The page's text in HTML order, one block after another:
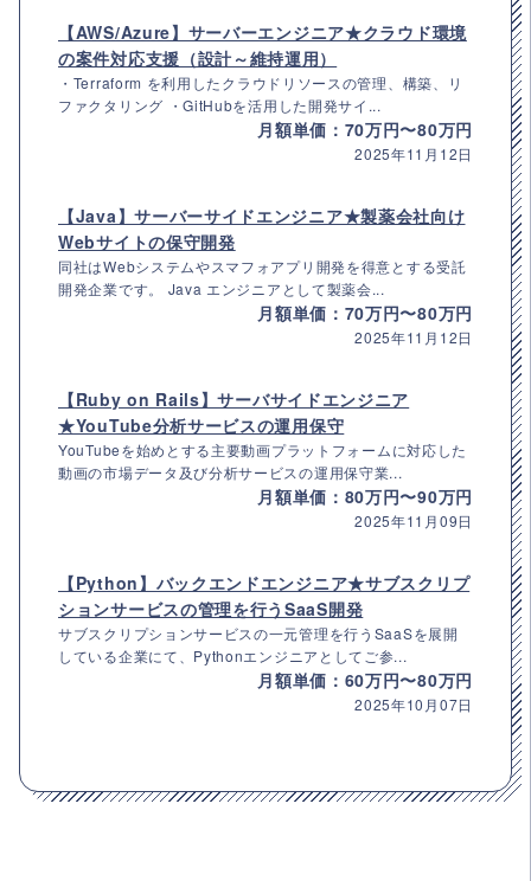
【AWS/Azure】サーバーエンジニア★クラウド環境
の案件対応支援（設計～維持運用）
・Terraform を利用したクラウドリソースの管理、構築、リ
ファクタリング ・GitHubを活用した開発サイ...
月額単価：70万円〜80万円
2025年11月12日
【Java】サーバーサイドエンジニア★製薬会社向け
Webサイトの保守開発
同社はWebシステムやスマフォアプリ開発を得意とする受託
開発企業です。 Java エンジニアとして製薬会...
月額単価：70万円〜80万円
2025年11月12日
【Ruby on Rails】サーバサイドエンジニア
★YouTube分析サービスの運用保守
YouTubeを始めとする主要動画プラットフォームに対応した
動画の市場データ及び分析サービスの運用保守業...
月額単価：80万円〜90万円
2025年11月09日
【Python】バックエンドエンジニア★サブスクリプ
ションサービスの管理を行うSaaS開発
サブスクリプションサービスの一元管理を行うSaaSを展開
している企業にて、Pythonエンジニアとしてご参...
月額単価：60万円〜80万円
2025年10月07日